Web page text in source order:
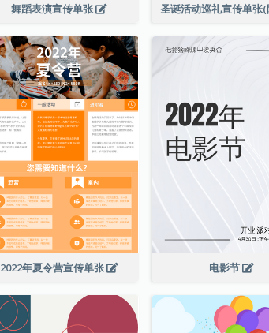
舞蹈表演宣传单张
2022年夏令营宣传单张 电影节